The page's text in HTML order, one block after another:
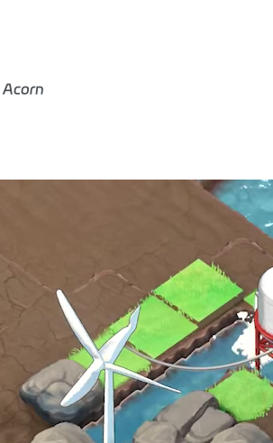
Acorn